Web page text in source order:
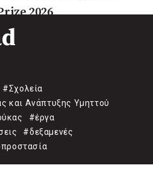
2026
#Σχολεία
και Ανάπτυξης Υμηττού
#έργα
#δεξαμενές